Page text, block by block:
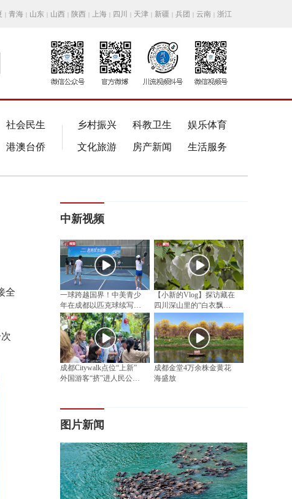
| 青海 | 山东 | 山西 | 陕西 | 上海 | 四川 | 天津 | 新疆 | 兵团 | 云南 | 浙江
社会民生
港澳台侨
乡村振兴 科教卫生 娱乐体育
文化旅游 房产新闻 生活服务
全
中新视频
一球跨越国界！中美青少
年在成都以匹克球续写民
间友好
【小新的Vlog】探访藏在
四川深山里的“白衣飘飘”
成都Citywalk点位“上新”
外国游客“挤”进人民公园
成都金堂4万余株金黄花
海盛放
图片新闻